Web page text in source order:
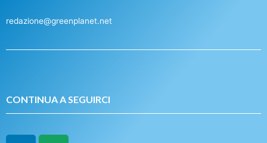
redazione@greenplanet.net
CONTINUA A SEGUIRCI